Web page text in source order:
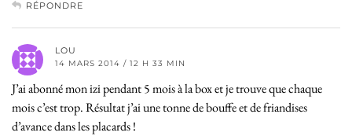
RÉPONDRE
LOU
14 MARS 2014 / 12 H 33 MIN
J’ai abonné mon izi pendant 5 mois à la box et je trouve que chaque
mois c’est trop. Résultat j’ai une tonne de bouffe et de friandises
d’avance dans les placards !